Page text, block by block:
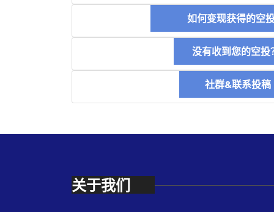
如何变现获得的
没有收到您的空投
社群&联系投
关于我们